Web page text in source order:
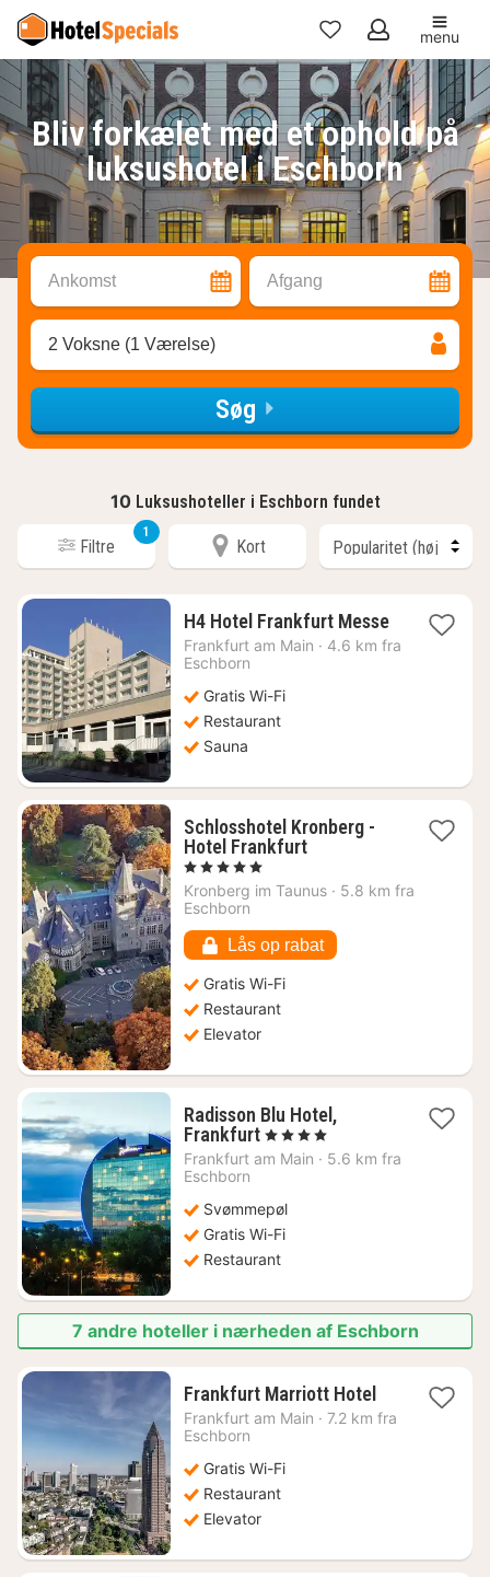
Mine
favoritter
menu
Bliv forkælet med et ophold på
luksushotel i Eschborn
Ankomst Afgang
2 Voksne (1 Værelse)
Søg
10 Luksushoteller i Eschborn fundet
Filtre
1
Kort
H4 Hotel Frankfurt Messe1
nat
Frankfurt am Main · 4.6 km fra
Eschborn
Gratis Wi-Fi
Restaurant
Sauna
Schlosshotel Kronberg -
Hotel Frankfurt1
fra
, 5 Stjerner
Kronberg im Taunus · 5.8 km fra
Eschborn
Lås op rabat
Gratis Wi-Fi
Restaurant
Elevator
Radisson Blu Hotel,
Frankfurt1
nat
kr.
, 4 Stjerner
Frankfurt am Main · 5.6 km fra
Eschborn
Svømmepøl
Gratis Wi-Fi
Restaurant
7 andre hoteller i nærheden af Eschborn
Frankfurt Marriott Hotel1
nat
Frankfurt am Main · 7.2 km fra
Eschborn
Gratis Wi-Fi
Restaurant
Elevator